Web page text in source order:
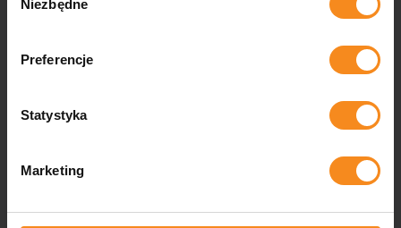
zgody
Niezbędne
Preferencje
Statystyka
Marketing
Skontaktuj się z nami
Zastanawiasz się, czy Twoja firma może być bardziej
szytych na miarę lub masz do nas pytania? Skontaktuj się z
nami, a nasi specjaliści pomogą Ci w każdym aspekcie.